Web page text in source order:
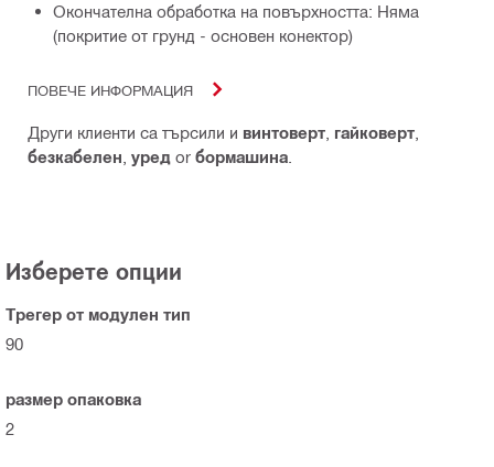
Окончателна обработка на повърхността: Няма
(покритие от грунд - основен конектор)
ПОВЕЧЕ ИНФОРМАЦИЯ
Други клиенти са търсили и винтоверт гайковерт
безкабелен уред or бормашина
Изберете опции
Трегер от модулен тип
90
размер опаковка
2